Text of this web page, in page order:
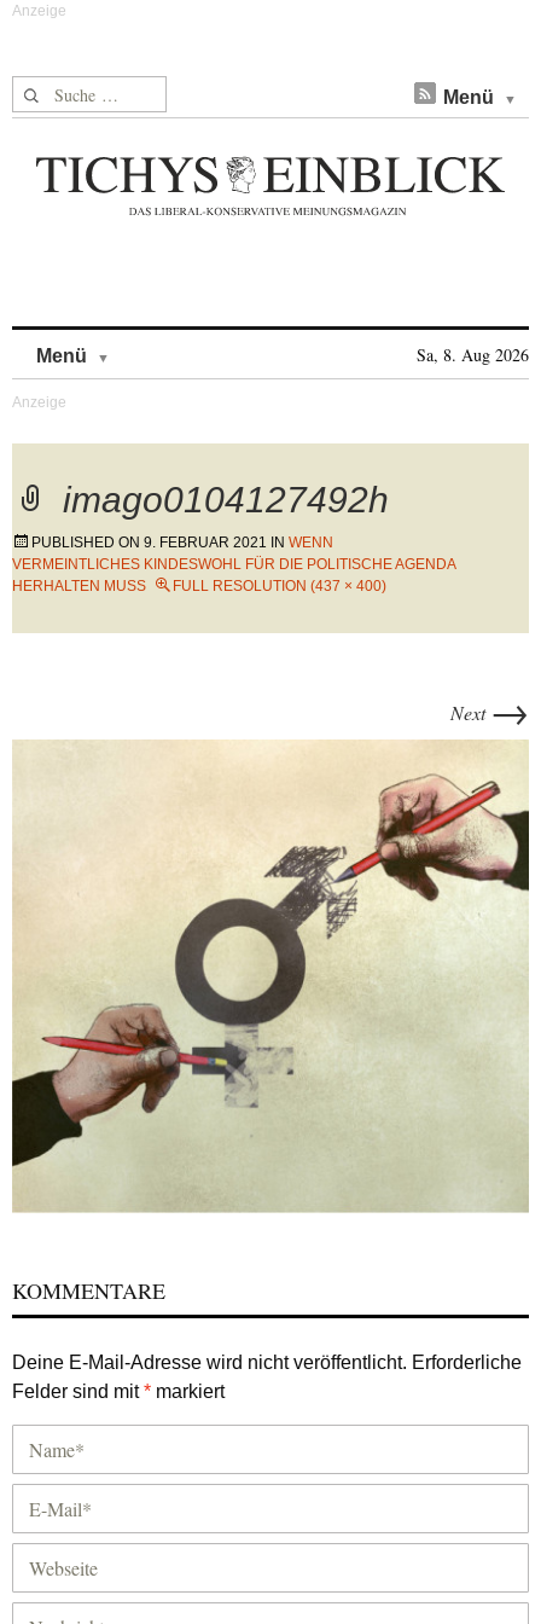
Suche nach: Menü
Menü Sa, 8. Aug 2026
imago0104127492h
PUBLISHED ON 9. FEBRUAR 2021 IN WENN
VERMEINTLICHES KINDESWOHL FÜR DIE POLITISCHE AGENDA
HERHALTEN MUSS
FULL RESOLUTION (437 × 400)
Next →
KOMMENTARE
Deine E-Mail-Adresse wird nicht veröffentlicht. Erforderliche
Felder sind mit* markiert